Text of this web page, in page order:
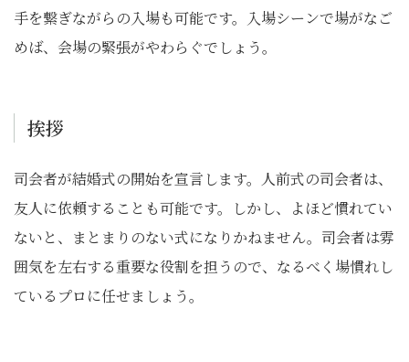
手を繋ぎながらの入場も可能です。入場シーンで場がなご
めば、会場の緊張がやわらぐでしょう。
挨拶
司会者が結婚式の開始を宣言します。人前式の司会者は、
友人に依頼することも可能です。しかし、よほど慣れてい
ないと、まとまりのない式になりかねません。司会者は雰
囲気を左右する重要な役割を担うので、なるべく場慣れし
ているプロに任せましょう。